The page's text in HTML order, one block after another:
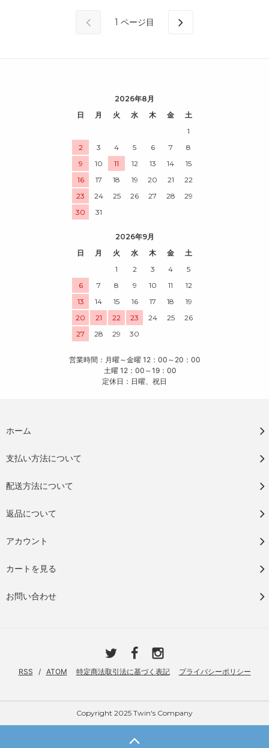
1 ページ目
2026年8月
日
月 火 水 木 金
土
1
2
3 4 5 6 7
8
9
10 11 12 13 14
15
16
17 18 19 20 21
22
23
24 25 26 27 28
29
30
31
2026年9月
日
月 火 水 木 金
土
1
2 3 4
5
6
7 8 9 10 11
12
13
14 15 16 17 18
19
20
21 22 23 24 25
26
27
28 29 30
営業時間：月曜～金曜 12：00～20：00
土曜 12：00～19：00
定休日：日曜、祝日
ホーム
支払い方法について
配送方法について
返品について
アカウント
カートを見る
お問い合わせ
RSS / ATOM 特定商法取引法に基づく表記 プライバシーポリシー
Copyright 2025 Twin's Company